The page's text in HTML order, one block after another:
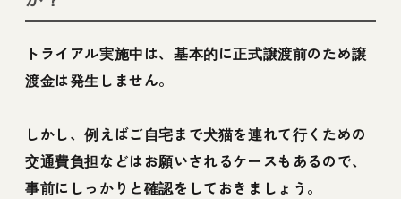
トライアル実施中は、基本的に正式譲渡前のため譲
渡金は発生しません。
しかし、例えばご自宅まで犬猫を連れて行くための
交通費負担などはお願いされるケースもあるので、
事前にしっかりと確認をしておきましょう。